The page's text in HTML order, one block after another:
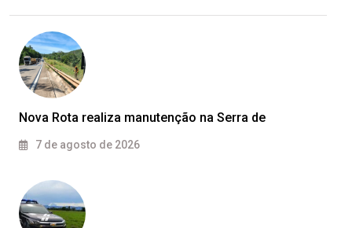
Nova Rota realiza manutenção na Serra de
7 de agosto de 2026